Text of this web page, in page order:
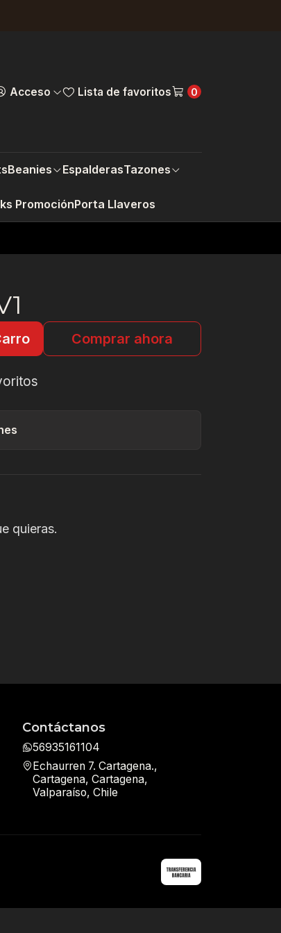
Acceso Lista de favoritos 0
Beanies EspalderasTazones
PromociónPorta Llaveros
Comprar ahora
quieras.
Contáctanos
56935161104
Echaurren 7. Cartagena.,
Cartagena, Cartagena,
Valparaíso, Chile